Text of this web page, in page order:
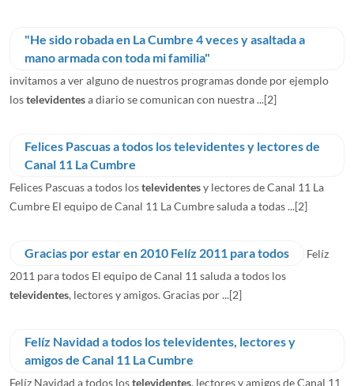
"He sido robada en La Cumbre 4 veces y asaltada a
mano armada con toda mi familia"
invitamos a ver alguno de nuestros programas donde por ejemplo
lostelevidentesa diario se comunican con nuestra ...[2]
Felices Pascuas a todos los televidentes y lectores de
Canal 11 La Cumbre
Felices Pascuas a todos lostelevidentesy lectores de Canal 11 La
Cumbre El equipo de Canal 11 La Cumbre saluda a todas ...[2]
Gracias por estar en 2010 Felíz 2011 para todos
Felíz
2011 para todos El equipo de Canal 11 saluda a todos los
televidentes, lectores y amigos. Gracias por ...[2]
Felíz Navidad a todos los televidentes, lectores y
amigos de Canal 11 La Cumbre
Felíz Navidad a todos lostelevidentes, lectores y amigos de Canal 11